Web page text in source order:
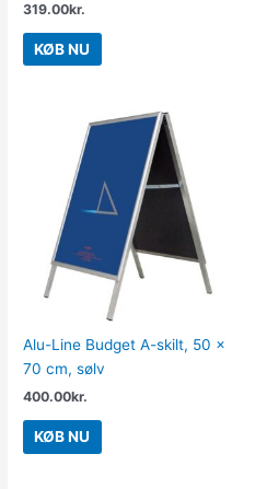
319.00kr.
KØB NU
Alu-Line Budget A-skilt, 50 x
70 cm, sølv
400.00kr.
KØB NU